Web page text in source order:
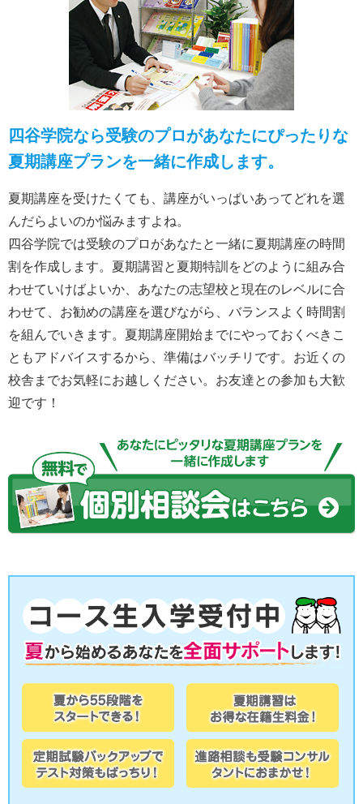
四谷学院なら受験のプロがあなたにぴったりな
夏期講座プランを一緒に作成します。
夏期講座を受けたくても、講座がいっぱいあってどれを選
んだらよいのか悩みますよね。
四谷学院では受験のプロがあなたと一緒に夏期講座の時間
割を作成します。夏期講習と夏期特訓をどのように組み合
わせていけばよいか、あなたの志望校と現在のレベルに合
わせて、お勧めの講座を選びながら、バランスよく時間割
を組んでいきます。夏期講座開始までにやっておくべきこ
ともアドバイスするから、準備はバッチリです。お近くの
校舎までお気軽にお越しください。お友達との参加も大歓
迎です！